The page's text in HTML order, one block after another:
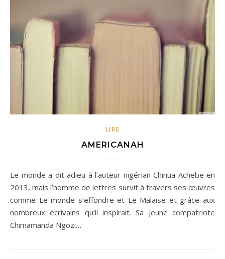
LIRE
AMERICANAH
Le monde a dit adieu à l’auteur nigérian Chinua Achebe en
2013, mais l’homme de lettres survit à travers ses œuvres
comme Le monde s’effondre et Le Malaise et grâce aux
nombreux écrivains qu’il inspirait. Sa jeune compatriote
Chimamanda Ngozi…